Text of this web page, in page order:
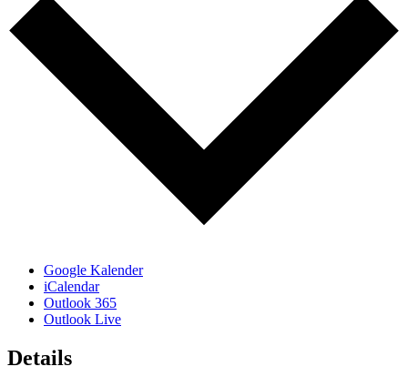
Google Kalender
iCalendar
Outlook 365
Outlook Live
Details